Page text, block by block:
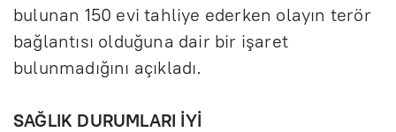
bulunan 150 evi tahliye ederken olayın terör
bağlantısı olduğuna dair bir işaret
bulunmadığını açıkladı.
SAĞLIK DURUMLARI İYİ